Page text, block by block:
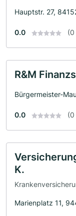
Hauptstr. 27,
0.0 (0
R&M
Bürgermeister-
0.0 (0
K.
Marienplatz 11,